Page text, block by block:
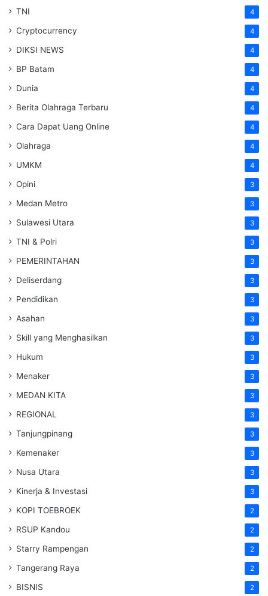
TNI 4
Cryptocurrency 4
DIKSI NEWS 4
BP Batam 4
Dunia 4
Berita Olahraga Terbaru 4
Cara Dapat Uang Online 4
Olahraga 4
UMKM 4
Opini 3
Medan Metro 3
Sulawesi Utara 3
TNI & Polri 3
PEMERINTAHAN 3
Deliserdang 3
Pendidikan 3
Asahan 3
Skill yang Menghasilkan 3
Hukum 3
Menaker 3
MEDAN KITA 3
REGIONAL 3
Tanjungpinang 3
Kemenaker 3
Nusa Utara 3
Kinerja & Investasi 3
KOPI TOEBROEK 2
RSUP Kandou 2
Starry Rampengan 2
Tangerang Raya 2
BISNIS 2